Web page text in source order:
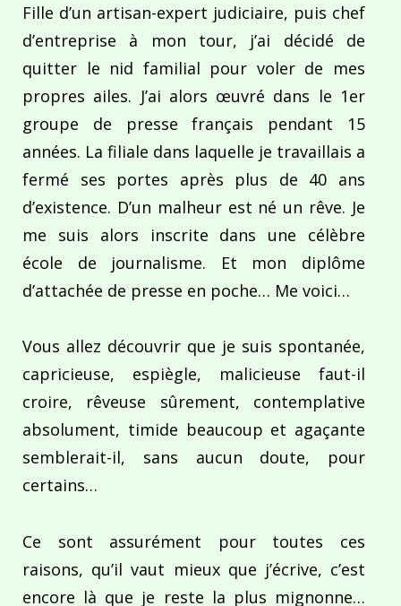
Fille d’un artisan-expert judiciaire, puis chef
d’entreprise à mon tour, j’ai décidé de
quitter le nid familial pour voler de mes
propres ailes. J’ai alors œuvré dans le 1er
groupe de presse français pendant 15
années. La filiale dans laquelle je travaillais a
fermé ses portes après plus de 40 ans
d’existence. D’un malheur est né un rêve. Je
me suis alors inscrite dans une célèbre
école de journalisme. Et mon diplôme
d’attachée de presse en poche… Me voici…
Vous allez découvrir que je suis spontanée,
capricieuse, espiègle, malicieuse faut-il
croire, rêveuse sûrement, contemplative
absolument, timide beaucoup et agaçante
semblerait-il, sans aucun doute, pour
certains…
Ce sont assurément pour toutes ces
raisons, qu’il vaut mieux que j’écrive, c’est
encore là que je reste la plus mignonne…